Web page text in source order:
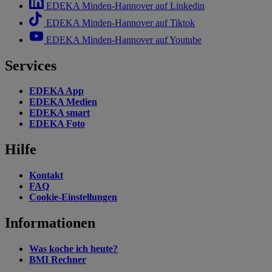
EDEKA Minden-Hannover auf Linkedin
EDEKA Minden-Hannover auf Tiktok
EDEKA Minden-Hannover auf Youtube
Services
EDEKA App
EDEKA Medien
EDEKA smart
EDEKA Foto
Hilfe
Kontakt
FAQ
Cookie-Einstellungen
Informationen
Was koche ich heute?
BMI Rechner